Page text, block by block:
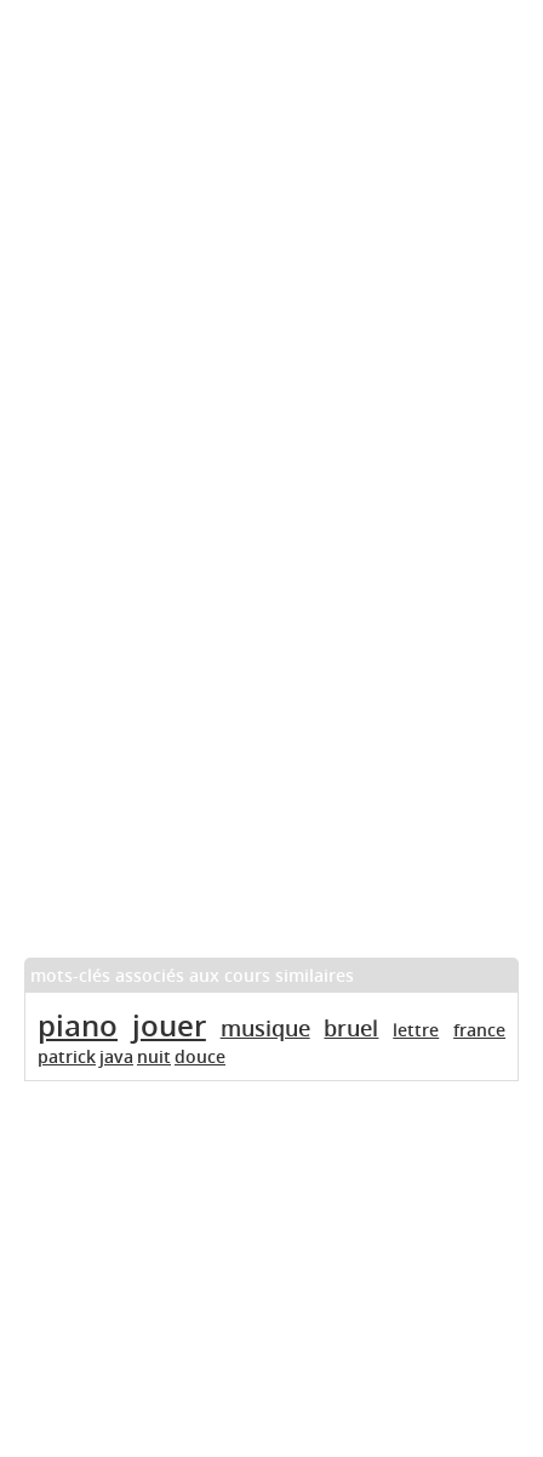
mots-clés associés aux cours similaires
piano jouer musique bruel lettre
france
patrick java nuitdouce